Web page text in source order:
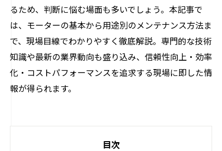
るため、判断に悩む場面も多いでしょう。本記事で
は、モーターの基本から用途別のメンテナンス方法ま
で、現場目線でわかりやすく徹底解説。専門的な技術
知識や最新の業界動向も盛り込み、信頼性向上・効率
化・コストパフォーマンスを追求する現場に即した情
報が得られます。
目次